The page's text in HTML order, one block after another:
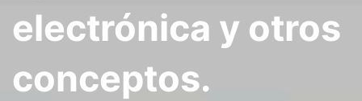
electrónica y otros
conceptos.